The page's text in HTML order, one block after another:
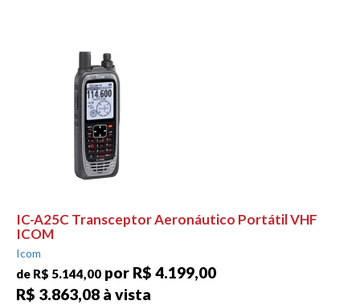
IC-A25C Transceptor Aeronáutico Portátil VHF
ICOM
Icom
de R$ 5.144,00 por R$ 4.199,00
R$ 3.863,08 à vista